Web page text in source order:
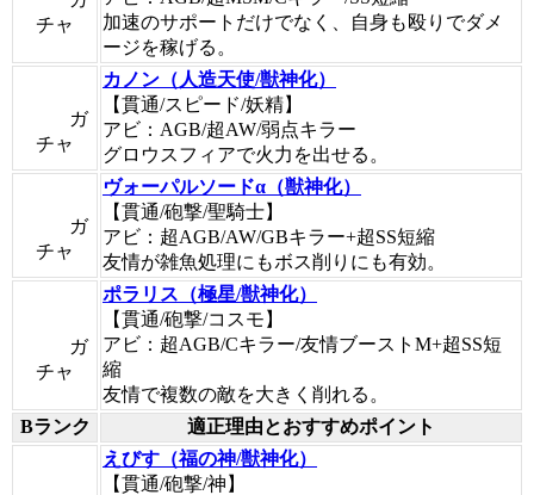
チャ
加速のサポートだけでなく、自身も殴りでダメ
ージを稼げる。
ガ
チャ
カノン（人造天使/獣神化）
【貫通/スピード/妖精】
アビ：AGB/超AW/弱点キラー
グロウスフィアで火力を出せる。
ガ
チャ
ヴォーパルソードα（獣神化）
【貫通/砲撃/聖騎士】
アビ：超AGB/AW/GBキラー+超SS短縮
友情が雑魚処理にもボス削りにも有効。
ガ
チャ
ポラリス（極星/獣神化）
【貫通/砲撃/コスモ】
アビ：超AGB/Cキラー/友情ブーストM+超SS短
縮
友情で複数の敵を大きく削れる。
Bランク
適正理由とおすすめポイント
えびす（福の神/獣神化）
【貫通/砲撃/神】